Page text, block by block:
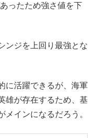
ったため強さ値を下
ンジを上回り最強とな
に活躍できるが、海軍
雄が存在するため、基
インになるだろう。